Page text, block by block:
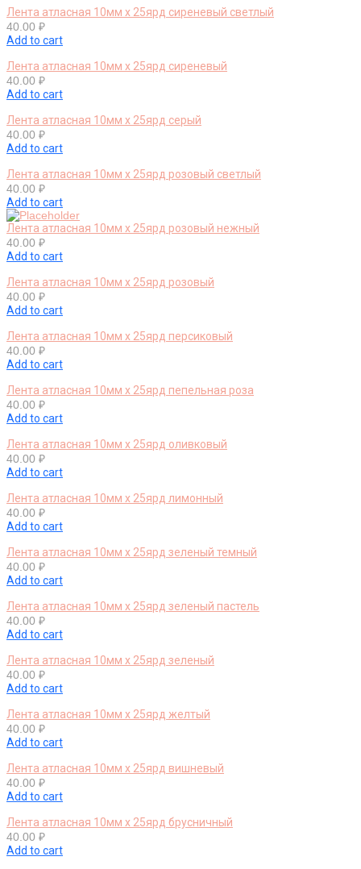
Лента атласная 10мм х 25ярд сиреневый светлый
40.00 ₽
Add to cart
Лента атласная 10мм х 25ярд сиреневый
40.00 ₽
Add to cart
Лента атласная 10мм х 25ярд серый
40.00 ₽
Add to cart
Лента атласная 10мм х 25ярд розовый светлый
40.00 ₽
Add to cart
Лента атласная 10мм х 25ярд розовый нежный
40.00 ₽
Add to cart
Лента атласная 10мм х 25ярд розовый
40.00 ₽
Add to cart
Лента атласная 10мм х 25ярд персиковый
40.00 ₽
Add to cart
Лента атласная 10мм х 25ярд пепельная роза
40.00 ₽
Add to cart
Лента атласная 10мм х 25ярд оливковый
40.00 ₽
Add to cart
Лента атласная 10мм х 25ярд лимонный
40.00 ₽
Add to cart
Лента атласная 10мм х 25ярд зеленый темный
40.00 ₽
Add to cart
Лента атласная 10мм х 25ярд зеленый пастель
40.00 ₽
Add to cart
Лента атласная 10мм х 25ярд зеленый
40.00 ₽
Add to cart
Лента атласная 10мм х 25ярд желтый
40.00 ₽
Add to cart
Лента атласная 10мм х 25ярд вишневый
40.00 ₽
Add to cart
Лента атласная 10мм х 25ярд брусничный
40.00 ₽
Add to cart